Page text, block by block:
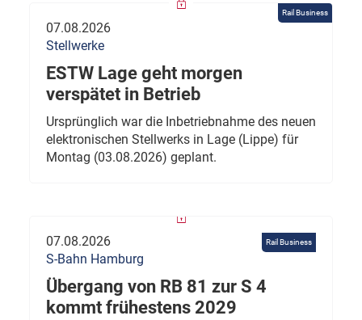
Rail Business
07.08.2026
Stellwerke
ESTW Lage geht morgen
verspätet in Betrieb
Ursprünglich war die Inbetriebnahme des neuen
elektronischen Stellwerks in Lage (Lippe) für
Montag (03.08.2026) geplant.
Rail Business
07.08.2026
S-Bahn Hamburg
Übergang von RB 81 zur S 4
kommt frühestens 2029